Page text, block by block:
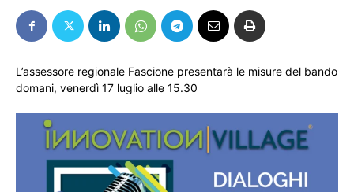
L’assessore regionale Fascione presentarà le misure del bando
domani, venerdì 17 luglio alle 15.30